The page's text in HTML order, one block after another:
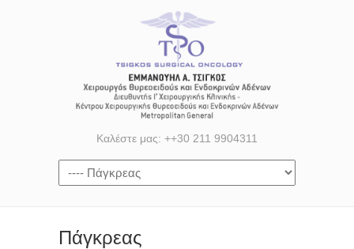
Καλέστε μας: ++30 211 9904311
Πάγκρεας